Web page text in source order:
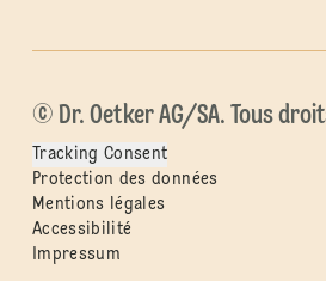
© Dr. Oetker AG/SA. Tous
Tracking Consent
Protection des données
Mentions légales
Accessibilité
Impressum